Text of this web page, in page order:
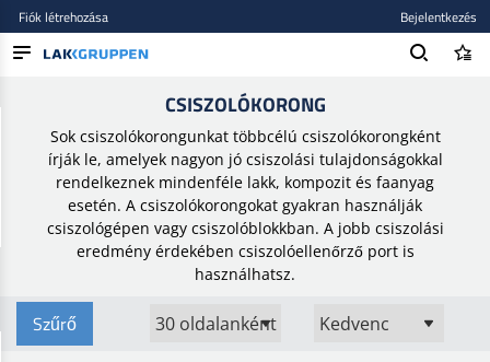
BLOG
MÁRKÁK
ÚJ BEKERÜLT
Fiók létrehozása Bejelentkezés
CSISZOLÓKORONG
Sok csiszolókorongunkat többcélú csiszolókorongként
írják le, amelyek nagyon jó csiszolási tulajdonságokkal
rendelkeznek mindenféle lakk, kompozit és faanyag
esetén. A csiszolókorongokat gyakran használják
csiszológépen vagy csiszolóblokkban. A jobb csiszolási
eredmény érdekében csiszolóellenőrző port is
használhatsz.
Szűrő